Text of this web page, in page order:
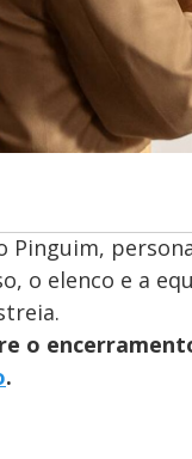
Pinguim,
o elenco e a
o
.